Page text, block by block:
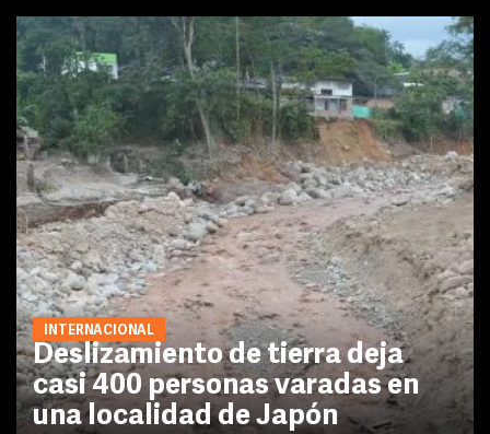
INTERNACIONAL
Deslizamiento de tierra deja
casi 400 personas varadas en
una localidad de Japón